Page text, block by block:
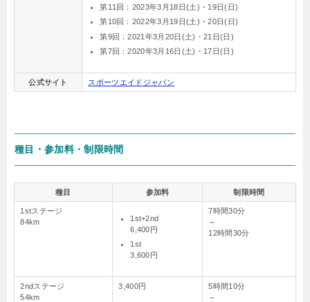
第11回：2023年3月18日(土)・19日(日)
第10回：2022年3月19日(土)・20日(日)
第9回：2021年3月20日(土)・21日(日)
第7回：2020年3月16日(土)・17日(日)
公式サイト スポーツエイドジャパン
種目・参加料・制限時間
種目 参加料 制限時間
1stステージ
84km
1st+2nd
6,400円
1st
3,600円
7時間30分
～
12時間30分
2ndステージ
54km
3,400円
5時間10分
～